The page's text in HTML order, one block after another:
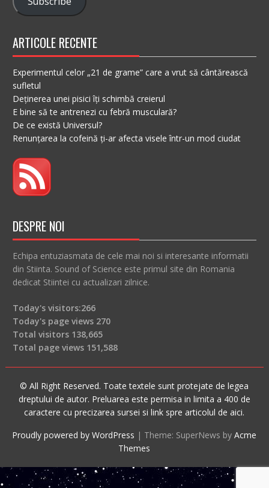
ARTICOLE RECENTE
Experimentul celor „21 de grame” care a vrut să cântărească
sufletul
Deținerea unei pisici îți schimbă creierul
E bine să te antrenezi cu febră musculară?
De ce există Universul?
Renunțarea la cofeină ți-ar afecta visele într-un mod ciudat
DESPRE NOI
Echipa entuziasmata de cele mai noi si interesante informatii
din Stiinta. Sound of Science este primul site din Romania
dedicat Stiintei cu actualizari zilnice.
Today's visitors:266
Today's page views 270
Total visitors 138,665
Total page views 151,588
© All Right Reserved. Toate textele sunt protejate de legea
dreptului de autor. Preluarea este permisa in limita a 400 de
caractere cu precizarea sursei si link spre articolul de aici.
Proudly powered by WordPress | Theme: SuperNews byAcme
Themes